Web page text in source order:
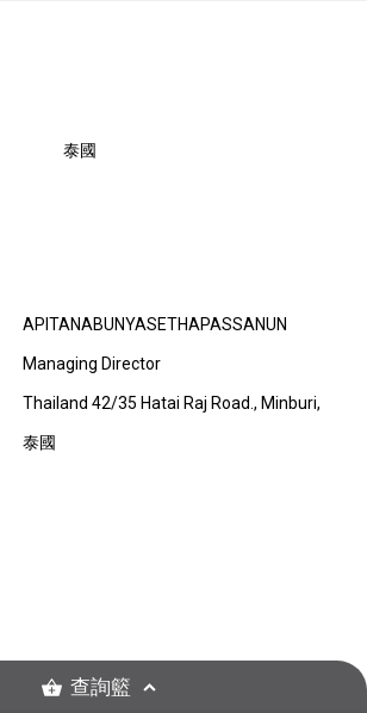
泰國
APITANABUNYASETHAPASSANUN
Managing Director
Thailand 42/35 Hatai Raj Road., Minburi,
泰國
查詢籃